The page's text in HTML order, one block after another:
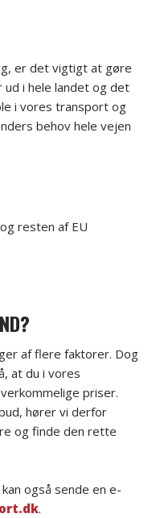
er det vigtigt at gøre
i hele landet og det
i vores transport og
behov hele vejen
resten af EU
af flere faktorer. Dog
at du i vores
priser.
hører vi derfor
og finde den rette
også sende en e-
.